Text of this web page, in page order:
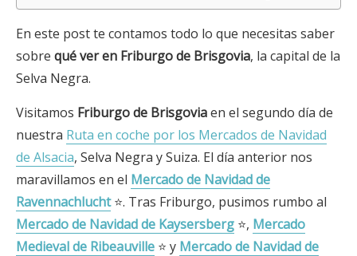
En este post te contamos todo lo que necesitas saber
sobre qué ver en Friburgo de Brisgovia, la capital de la
Selva Negra.
Visitamos Friburgo de Brisgoviaen el segundo día de
nuestra Ruta en coche por los Mercados de Navidad
de Alsacia, Selva Negra y Suiza. El día anterior nos
maravillamos en el Mercado de Navidad de
Ravennachlucht ⭐. Tras Friburgo, pusimos rumbo al
Mercado de Navidad de Kaysersberg ⭐, Mercado
Medieval de Ribeauville ⭐ y Mercado de Navidad de